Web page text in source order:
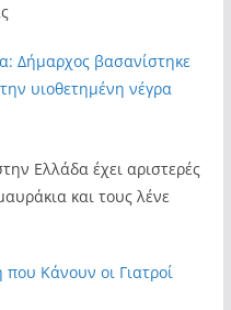
Δήμαρχος βασανίστηκε
υιοθετημένη νέγρα
Ελλάδα έχει αριστερές
και τους λένε
που Κάνουν οι Γιατροί